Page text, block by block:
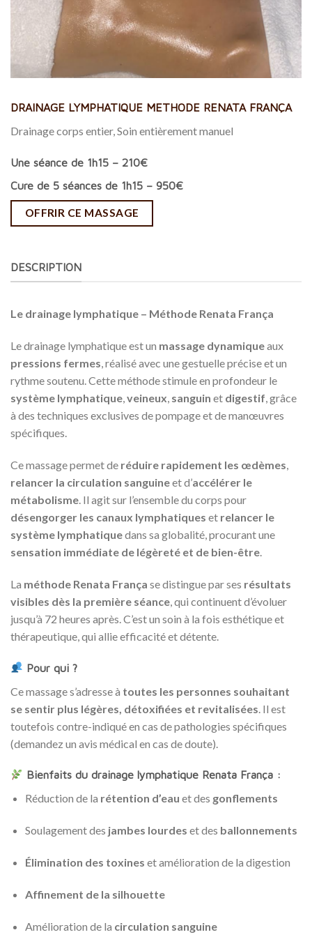
DRAINAGE LYMPHATIQUE METHODE RENATA FRANÇA
Drainage corps entier, Soin entièrement manuel
Une séance de 1h15 – 210€
Cure de 5 séances de 1h15 – 950€
OFFRIR CE MASSAGE
DESCRIPTION
Le drainage lymphatique – Méthode Renata França
Le drainage lymphatique est un massage dynamiqueaux
pressions fermes, réalisé avec une gestuelle précise et un
rythme soutenu. Cette méthode stimule en profondeur le
système lymphatique,veineux, sanguin et digestif, grâce
à des techniques exclusives de pompage et de manœuvres
spécifiques.
Ce massage permet de réduire rapidement les œdèmes,
relancer la circulation sanguineet d’accélérer le
métabolisme. Il agit sur l’ensemble du corps pour
désengorger les canaux lymphatiques et relancer le
système lymphatiquedans sa globalité, procurant une
sensation immédiate de légèreté et de bien-être.
La méthode Renata França se distingue par ses résultats
visibles dès la première séance , qui continuent d’évoluer
jusqu’à 72 heures après. C’est un soin à la fois esthétique et
thérapeutique, qui allie efficacité et détente.
Pour qui ?
Ce massage s’adresse à toutes les personnes souhaitant
se sentir plus légères, détoxifiées et revitalisées . Il est
toutefois contre-indiqué en cas de pathologies spécifiques
(demandez un avis médical en cas de doute).
Bienfaits du drainage lymphatique Renata França :
Réduction de la rétention d’eau et des gonflements
Soulagement des jambes lourdes et des ballonnements
Élimination des toxines et amélioration de la digestion
Affinement de la silhouette
Amélioration de la circulation sanguine